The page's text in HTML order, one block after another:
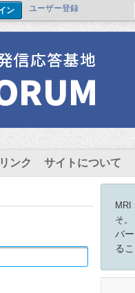
ユーザー登録
リンク サイトについて
MRI
そ。
バ
る